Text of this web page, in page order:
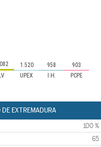
LV UPEX I.H. PCPE
1.520 958 903
DE EXTREMADURA
100 %
65